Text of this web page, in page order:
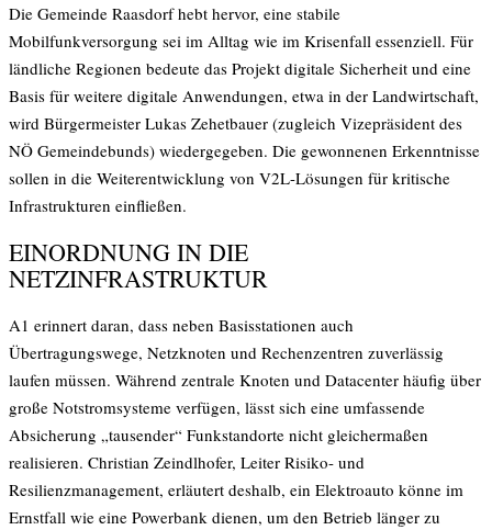
Die Gemeinde Raasdorf hebt hervor, eine stabile
Mobilfunkversorgung sei im Alltag wie im Krisenfall essenziell. Für
ländliche Regionen bedeute das Projekt digitale Sicherheit und eine
Basis für weitere digitale Anwendungen, etwa in der Landwirtschaft,
wird Bürgermeister Lukas Zehetbauer (zugleich Vizepräsident des
NÖ Gemeindebunds) wiedergegeben. Die gewonnenen Erkenntnisse
sollen in die Weiterentwicklung von V2L-Lösungen für kritische
Infrastrukturen einfließen.
EINORDNUNG IN DIE
NETZINFRASTRUKTUR
A1 erinnert daran, dass neben Basisstationen auch
Übertragungswege, Netzknoten und Rechenzentren zuverlässig
laufen müssen. Während zentrale Knoten und Datacenter häufig über
große Notstromsysteme verfügen, lässt sich eine umfassende
Absicherung „tausender“ Funkstandorte nicht gleichermaßen
realisieren. Christian Zeindlhofer, Leiter Risiko- und
Resilienzmanagement, erläutert deshalb, ein Elektroauto könne im
Ernstfall wie eine Powerbank dienen, um den Betrieb länger zu